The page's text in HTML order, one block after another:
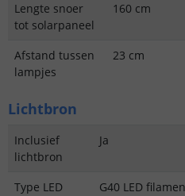
Lengte snoer
tot solarpaneel
160 cm
Afstand tussen
lampjes
23 cm
Lichtbron
Inclusief
lichtbron
Ja
Type LED
G40 LED